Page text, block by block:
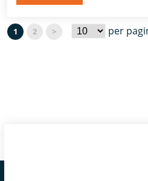
1 2 > per